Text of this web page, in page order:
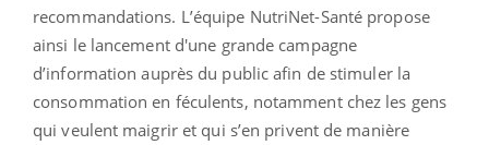
recommandations. L’équipe NutriNet-Santé propose
ainsi le lancement d'une grande campagne
d’information auprès du public afin de stimuler la
consommation en féculents, notamment chez les gens
qui veulent maigrir et qui s’en privent de manière